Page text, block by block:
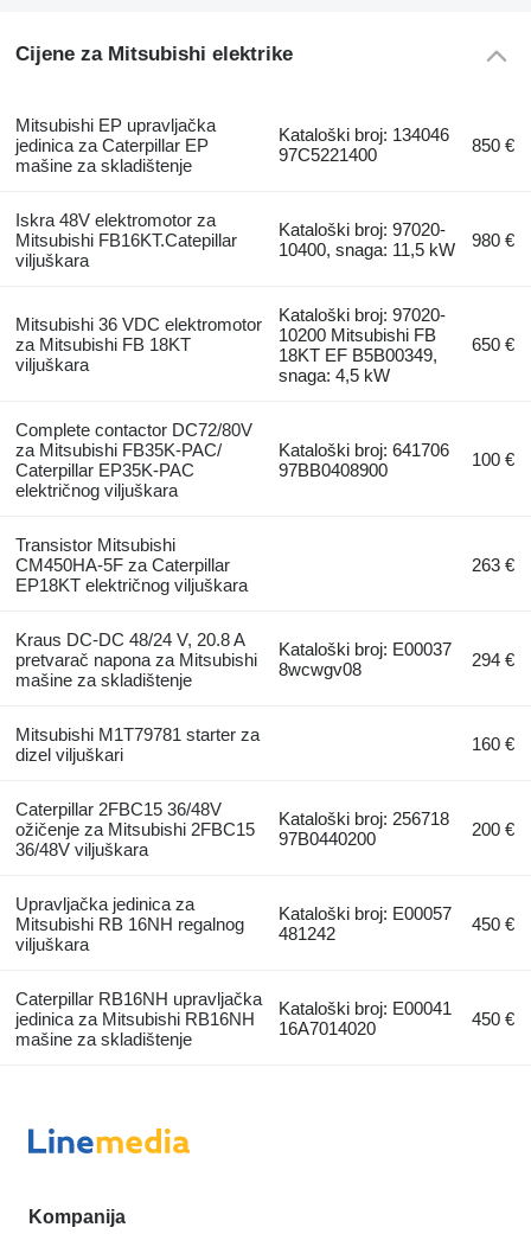
Cijene za Mitsubishi elektrike
Mitsubishi EP upravljačka
jedinica za Caterpillar EP
mašine za skladištenje
Kataloški broj: 134046
97C5221400
850 €
Iskra 48V elektromotor za
Mitsubishi FB16KT.Catepillar
viljuškara
Kataloški broj: 97020-
10400, snaga: 11,5 kW
980 €
Mitsubishi 36 VDC elektromotor
za Mitsubishi FB 18KT
viljuškara
Kataloški broj: 97020-
10200 Mitsubishi FB
18KT EF B5B00349,
snaga: 4,5 kW
650 €
Complete contactor DC72/80V
za Mitsubishi FB35K-PAC/
Caterpillar EP35K-PAC
električnog viljuškara
Kataloški broj: 641706
97BB0408900
100 €
Transistor Mitsubishi
CM450HA-5F za Caterpillar
EP18KT električnog viljuškara
263 €
Kraus DC-DC 48/24 V, 20.8 A
pretvarač napona za Mitsubishi
mašine za skladištenje
Kataloški broj: E00037
8wcwgv08
294 €
Mitsubishi M1T79781 starter za
dizel viljuškari
160 €
Caterpillar 2FBC15 36/48V
ožičenje za Mitsubishi 2FBC15
36/48V viljuškara
Kataloški broj: 256718
97B0440200
200 €
Upravljačka jedinica za
Mitsubishi RB 16NH regalnog
viljuškara
Kataloški broj: E00057
481242
450 €
Caterpillar RB16NH upravljačka
jedinica za Mitsubishi RB16NH
mašine za skladištenje
Kataloški broj: E00041
16A7014020
450 €
Kompanija